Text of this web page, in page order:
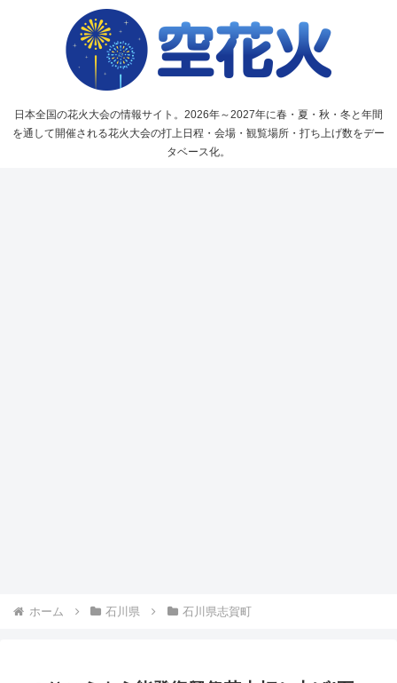
日本全国の花火大会の情報サイト。2026年～2027年に春・夏・秋・冬と年間
を通して開催される花火大会の打上日程・会場・観覧場所・打ち上げ数をデー
タベース化。
ホーム 石川県 石川県志賀町